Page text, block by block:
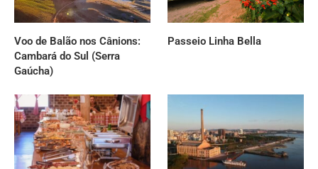
Voo de Balão nos Cânions:
Cambará do Sul (Serra
Gaúcha)
Passeio Linha Bella